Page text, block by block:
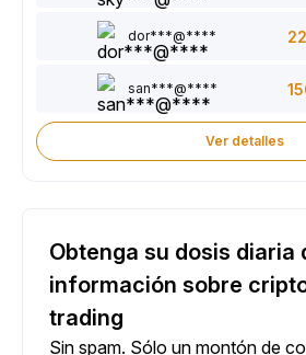
dor***@****
san***@****
Ver detalles
Obtenga su dosis diaria
información sobre
trading
Sin spam. Sólo un montón de